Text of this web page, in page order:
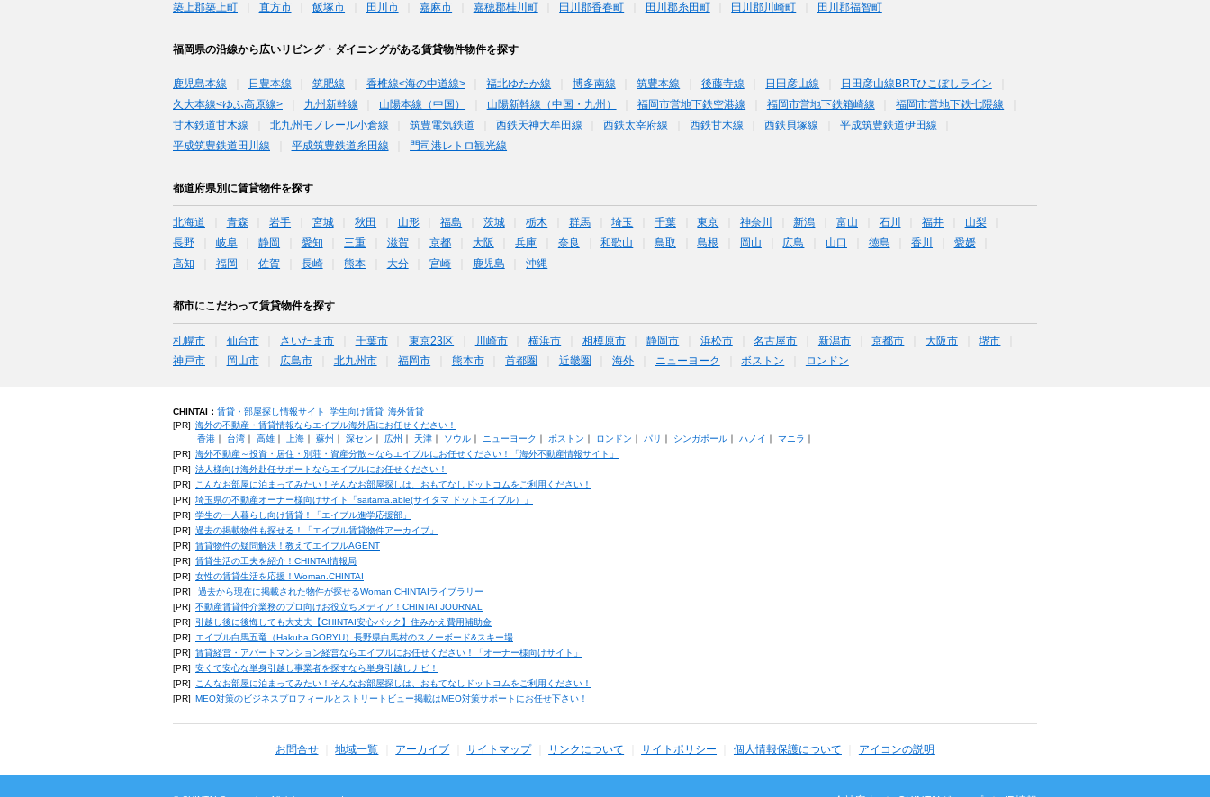
築上郡築上町
直方市 飯塚市 田川市 嘉麻市 嘉穂郡桂川町 田川郡香春町 田川郡糸田町 田川郡川崎町 田川郡福智町
福岡県の沿線から広いリビング・ダイニングがある賃貸物件物件を探す
鹿児島本線 日豊本線 筑肥線 香椎線<海の中道線> 福北ゆたか線 博多南線 筑豊本線 後藤寺線 日田彦山線
日田彦山線BRTひこぼしライン
久大本線<ゆふ高原線>
九州新幹線 山陽本線（中国） 山陽新幹線（中国・九州） 福岡市営地下鉄空港線 福岡市営地下鉄箱崎線
福岡市営地下鉄七隈線
甘木鉄道甘木線
北九州モノレール小倉線 筑豊電気鉄道 西鉄天神大牟田線 西鉄太宰府線 西鉄甘木線 西鉄貝塚線
平成筑豊鉄道伊田線
平成筑豊鉄道田川線
平成筑豊鉄道糸田線 門司港レトロ観光線
都道府県別に賃貸物件を探す
北海道 青森 岩手 宮城 秋田 山形 福島 茨城 栃木 群馬 埼玉 千葉 東京 神奈川 新潟 富山 石川 福井
山梨
長野
岐阜 静岡 愛知 三重 滋賀 京都 大阪 兵庫 奈良 和歌山 鳥取 島根 岡山 広島 山口 徳島 香川
愛媛
高知
福岡 佐賀 長崎 熊本 大分 宮崎 鹿児島 沖縄
都市にこだわって賃貸物件を探す
札幌市 仙台市 さいたま市 千葉市 東京23区 川崎市 横浜市 相模原市 静岡市 浜松市 名古屋市 新潟市 京都市 大阪市
堺市
神戸市
岡山市 広島市 北九州市 福岡市 熊本市 首都圏 近畿圏 海外 ニューヨーク ボストン ロンドン
CHINTAI： 賃貸・部屋探し情報サイト 学生向け賃貸 海外賃貸
[PR] 海外の不動産・賃貸情報ならエイブル海外店にお任せください！
香港｜ 台湾｜ 高雄｜ 上海｜ 蘇州 深セン 広州 天津｜ ソウル｜ ニューヨーク ボストン ロンドン パリ シンガポール｜ ハノイ マニラ
[PR] 海外不動産～投資・居住・別荘・資産分散～ならエイブルにお任せください！「海外不動産情報サイト」
[PR] 法人様向け海外赴任サポートならエイブルにお任せください！
[PR]
こんなお部屋に泊まってみたい！そんなお部屋探しは、おもてなしドットコムをご利用ください！
[PR] 埼玉県の不動産オーナー様向けサイト「saitama.able(サイタマ ドットエイブル）」
[PR] 学生の一人暮らし向け賃貸！「エイブル進学応援部」
[PR] 過去の掲載物件も探せる！「エイブル賃貸物件アーカイブ」
[PR] 賃貸物件の疑問解決！教えてエイブルAGENT
[PR] 賃貸生活の工夫を紹介！CHINTAI情報局
[PR] 女性の賃貸生活を応援！Woman.CHINTAI
[PR]
過去から現在に掲載された物件が探せるWoman.CHINTAIライブラリー
[PR] 不動産賃貸仲介業務のプロ向けお役立ちメディア！CHINTAI JOURNAL
[PR]
引越し後に後悔しても大丈夫【CHINTAI安心パック】住みかえ費用補助金
[PR] エイブル白馬五竜（Hakuba GORYU）長野県白馬村のスノーボード&スキー場
[PR] 賃貸経営・アパートマンション経営ならエイブルにお任せください！「オーナー様向けサイト」
[PR] 安くて安心な単身引越し事業者を探すなら単身引越しナビ！
[PR]
こんなお部屋に泊まってみたい！そんなお部屋探しは、おもてなしドットコムをご利用ください！
[PR] MEO対策のビジネスプロフィールとストリートビュー掲載はMEO対策サポートにお任せ下さい！
お問合せ 地域一覧 アーカイブ サイトマップ リンクについて サイトポリシー 個人情報保護について アイコンの説明